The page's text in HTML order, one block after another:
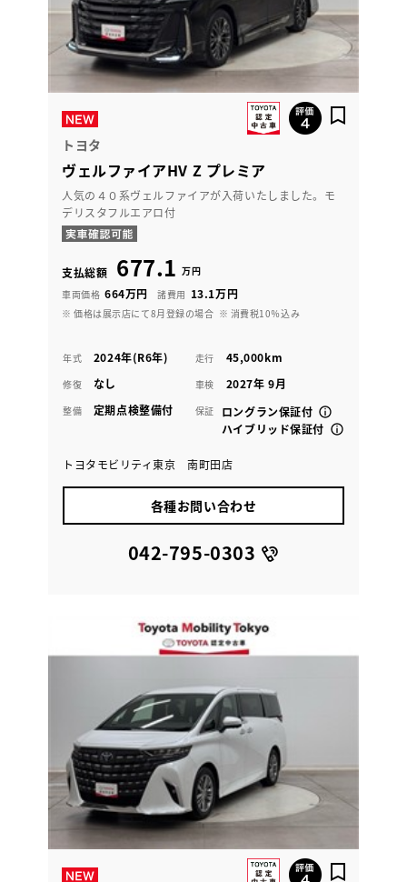
トヨタ
ヴェルファイアHV Z プレミア
人気の４０系ヴェルファイアが入荷いたしました。モ
デリスタフルエアロ付
支払総額 677.1 万円
車両価格 664万円 諸費用 13.1万円
※ 価格は展示店にて8月登録の場合 ※ 消費税10％込み
年式 2024年(R6年) 走行 45,000km
修復 なし 車検 2027年 9月
整備 定期点検整備付 保証
ロングラン保証付
ハイブリッド保証付
トヨタモビリティ東京 南町田店
各種お問い合わせ
042-795-0303